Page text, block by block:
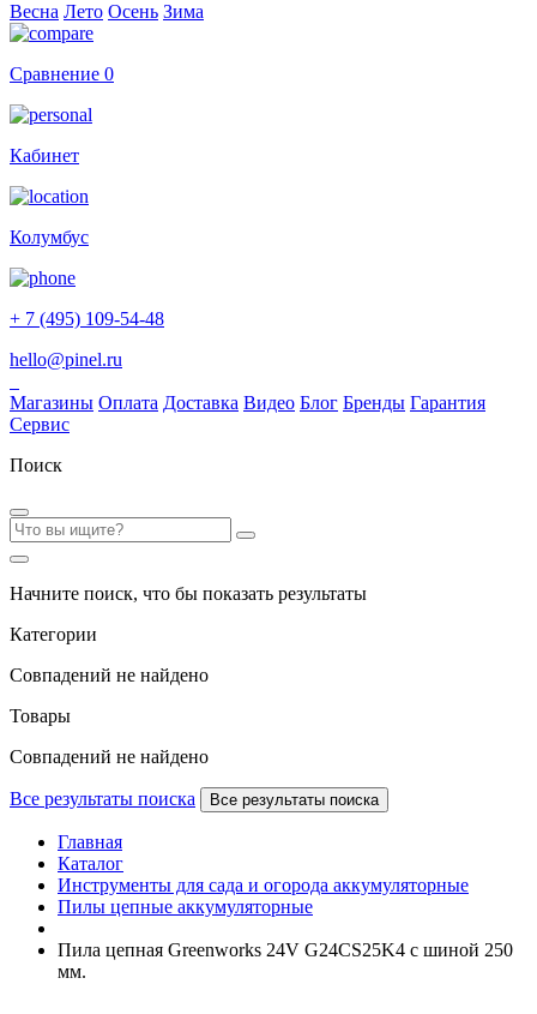
Весна Лето Осень Зима
Сравнение 0
Кабинет
Колумбус
+ 7 (495) 109-54-48
hello@pinel.ru
Магазины Оплата Доставка Видео Блог Бренды Гарантия
Сервис
Поиск
Начните поиск, что бы показать результаты
Категории
Совпадений не найдено
Товары
Совпадений не найдено
Все результаты поиска Все результаты поиска
Главная
Каталог
Инструменты для сада и огорода аккумуляторные
Пилы цепные аккумуляторные
Пила цепная Greenworks 24V G24CS25K4 с шиной 250
мм.